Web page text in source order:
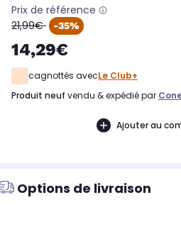
Prix de référence
oldPrice
21,99€ -35%
14,29€
cagnottés avecLe Club+
produit neuf vendu & expédié par
Ajouter au
Options de livraison